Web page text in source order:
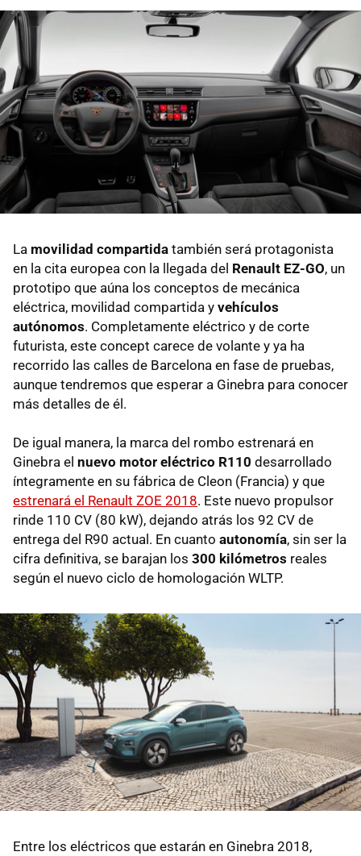
La movilidad compartida también será protagonista
en la cita europea con la llegada del Renault EZ-GO, un
prototipo que aúna los conceptos de mecánica
eléctrica, movilidad compartida y vehículos
autónomos. Completamente eléctrico y de corte
futurista, este concept carece de volante y ya ha
recorrido las calles de Barcelona en fase de pruebas,
aunque tendremos que esperar a Ginebra para conocer
más detalles de él.
De igual manera, la marca del rombo estrenará en
Ginebra el nuevo motor eléctrico R110 desarrollado
íntegramente en su fábrica de Cleon (Francia) y que
estrenará el Renault ZOE 2018. Este nuevo propulsor
rinde 110 CV (80 kW), dejando atrás los 92 CV de
entrega del R90 actual. En cuanto autonomía, sin ser la
cifra definitiva, se barajan los 300 kilómetros reales
según el nuevo ciclo de homologación WLTP.
Entre los eléctricos que estarán en Ginebra 2018,